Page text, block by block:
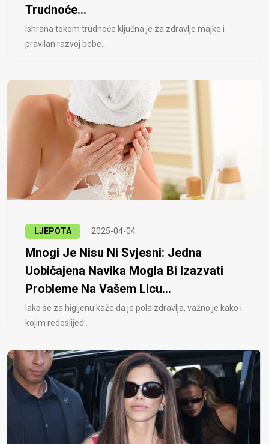
Trudnoće...
Ishrana tokom trudnoće ključna je za zdravlje majke i
pravilan razvoj bebe...
LJEPOTA 2025-04-04
Mnogi Je Nisu Ni Svjesni: Jedna
Uobičajena Navika Mogla Bi Izazvati
Probleme Na Vašem Licu...
Iako se za higijenu kaže da je pola zdravlja, važno je kako i
kojim redoslijed..